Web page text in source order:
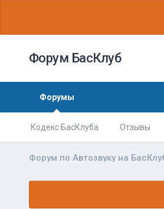
Форум БасКлуб
Форумы
Кодекс БасКлуба Отзывы
Форум по Автозвуку на